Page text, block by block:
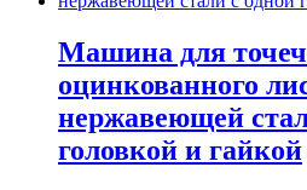
Машина для
оцинкованного
нержавеющей
головкой и гайкой